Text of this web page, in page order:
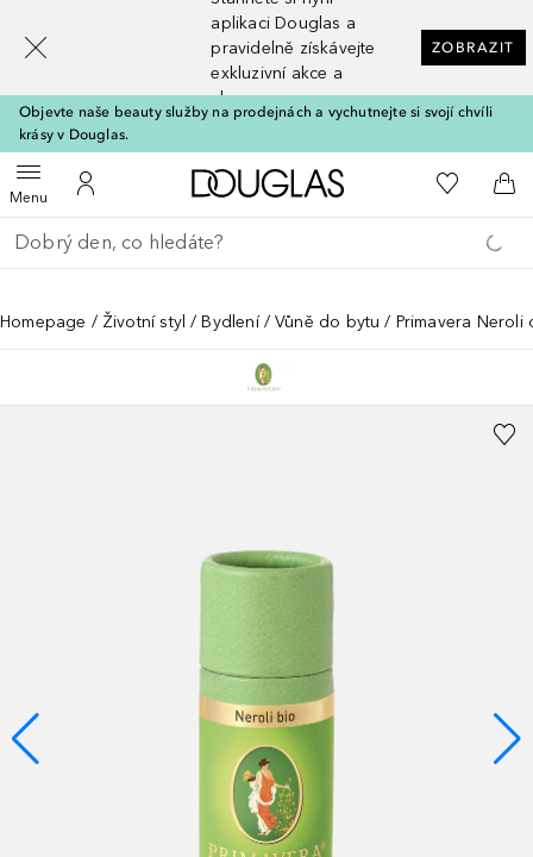
aplikaci Douglas a
pravidelně získávejte
exkluzivní akce a
slevy
ZOBRAZIT
Objevte naše beauty služby na prodejnách a vychutnejte si svojí chvíli
krásy v Douglas.
MenuOtevřít menuK mému účtu
Domů K mému
Do
Vraťte se
Proveďte vyhledávání
Homepage Životní styl Bydlení Vůně do bytu Primavera Neroli
[navigation.slideout.screenreader]